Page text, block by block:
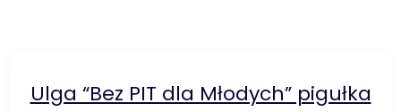
Ulga “Bez PIT dla Młodych” pigułka